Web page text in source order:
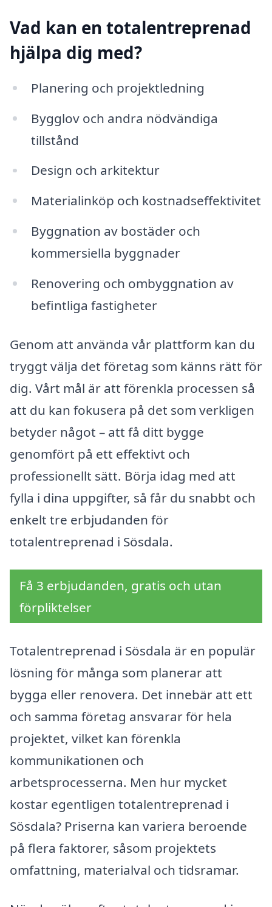
Vad kan en totalentreprenad
hjälpa dig med?
Planering och projektledning
Bygglov och andra nödvändiga
tillstånd
Design och arkitektur
Materialinköp och kostnadseffektivitet
Byggnation av bostäder och
kommersiella byggnader
Renovering och ombyggnation av
befintliga fastigheter
Genom att använda vår plattform kan du
tryggt välja det företag som känns rätt för
dig. Vårt mål är att förenkla processen så
att du kan fokusera på det som verkligen
betyder något – att få ditt bygge
genomfört på ett effektivt och
professionellt sätt. Börja idag med att
fylla i dina uppgifter, så får du snabbt och
enkelt tre erbjudanden för
totalentreprenad i Sösdala.
Få 3 erbjudanden, gratis och utan
förpliktelser
Totalentreprenad i Sösdala är en populär
lösning för många som planerar att
bygga eller renovera. Det innebär att ett
och samma företag ansvarar för hela
projektet, vilket kan förenkla
kommunikationen och
arbetsprocesserna. Men hur mycket
kostar egentligen totalentreprenad i
Sösdala? Priserna kan variera beroende
på flera faktorer, såsom projektets
omfattning, materialval och tidsramar.